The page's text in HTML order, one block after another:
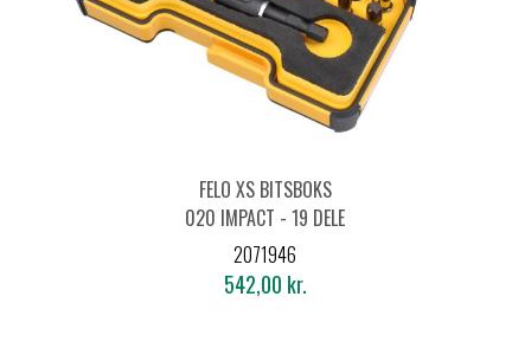
FELO XS BITSBOKS
020 IMPACT - 19 DELE
2071946
542,00 kr.